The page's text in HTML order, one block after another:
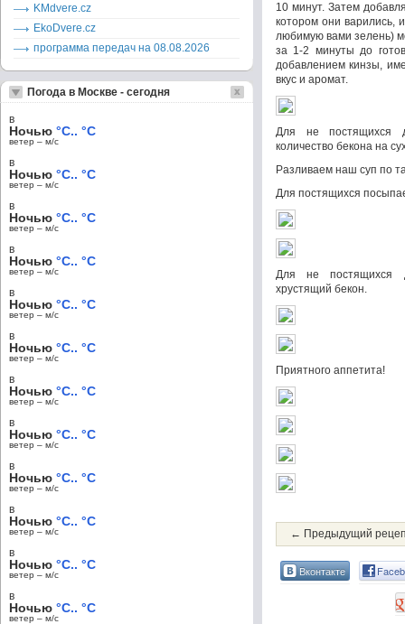
10 минут. Затем
котором они варились,
любимую вами зелень)
за 1-2 минуты до
добавлением кинзы,
вкус и аромат.
Для не постящихся
количество бекона на
Разливаем наш суп по
Для постящихся
Для не постящихся
хрустящий бекон.
Приятного аппетита!
← Предыдущий
Вконтакте
KMdvere.cz
EkoDvere.cz
программа передач на 08.08.2026
Погода в Москве - сегодня
в
Ночью °C.. °C
ветер – м/c
в
Ночью °C.. °C
ветер – м/c
в
Ночью °C.. °C
ветер – м/c
в
Ночью °C.. °C
ветер – м/c
в
Ночью °C.. °C
ветер – м/c
в
Ночью °C.. °C
ветер – м/c
в
Ночью °C.. °C
ветер – м/c
в
Ночью °C.. °C
ветер – м/c
в
Ночью °C.. °C
ветер – м/c
в
Ночью °C.. °C
ветер – м/c
в
Ночью °C.. °C
ветер – м/c
в
Ночью °C.. °C
ветер – м/c